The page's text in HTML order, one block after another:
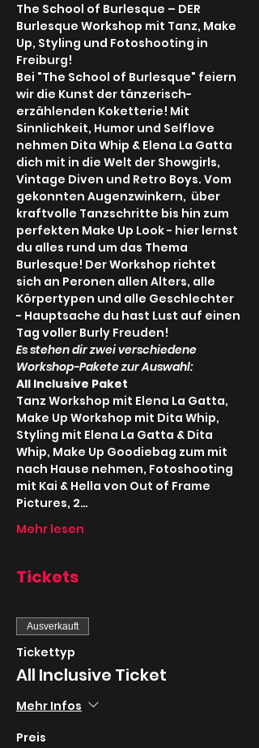
The School of Burlesque – DER
Burlesque Workshop mit Tanz, Make
Up, Styling und Fotoshooting in
Freiburg!
Bei "The School of Burlesque" feiern
wir die Kunst der tänzerisch-
erzählenden Koketterie! Mit
Sinnlichkeit, Humor und Selflove
nehmen Dita Whip & Elena La Gatta
dich mit in die Welt der Showgirls,
Vintage Diven und Retro Boys. Vom
gekonnten Augenzwinkern,  über
kraftvolle Tanzschritte bis hin zum
perfekten Make Up Look - hier lernst
du alles rund um das Thema
Burlesque! Der Workshop richtet
sich an Peronen allen Alters, alle
Körpertypen und alle Geschlechter
- Hauptsache du hast Lust auf einen
Tag voller Burly Freuden!
Es stehen dir zwei verschiedene
Workshop-Pakete zur Auswahl:
All Inclusive Paket
Tanz Workshop mit Elena La Gatta,
Make Up Workshop mit Dita Whip,
Styling mit Elena La Gatta & Dita
Whip, Make Up Goodiebag zum mit
nach Hause nehmen, Fotoshooting
mit Kai & Hella von Out of Frame
Pictures, 2…
Mehr lesen
Tickets
Ausverkauft
Tickettyp
All Inclusive Ticket
Mehr Infos
Preis